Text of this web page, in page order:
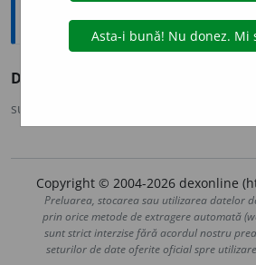
Antonime
Definit
sursa:
Copyright © 2004-2026 dexonline
Preluarea, stocarea sau utilizarea datelor
prin orice metode de extragere automată
sunt strict interzise fără acordul nostru
seturilor de date oferite oficial spre